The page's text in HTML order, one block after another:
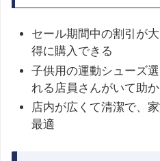
セール期間中の割引が
得に購入できる
子供用の運動シューズ
れる店員さんがいて助
店内が広くて清潔で、
最適